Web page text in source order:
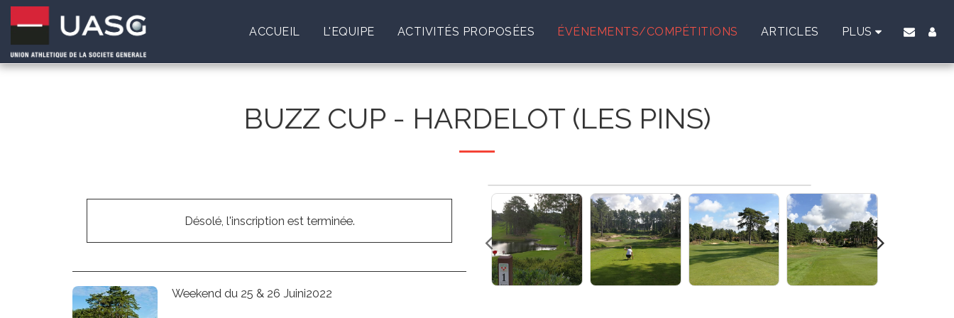
ACCUEIL L'EQUIPE ACTIVITÉS PROPOSÉES ÉVÉNEMENTS/COMPÉTITIONS ARTICLES PLUS
BUZZ CUP - HARDELOT (LES PINS)
Désolé, l'inscription est terminée.
Weekend du 25 & 26 Juini2022